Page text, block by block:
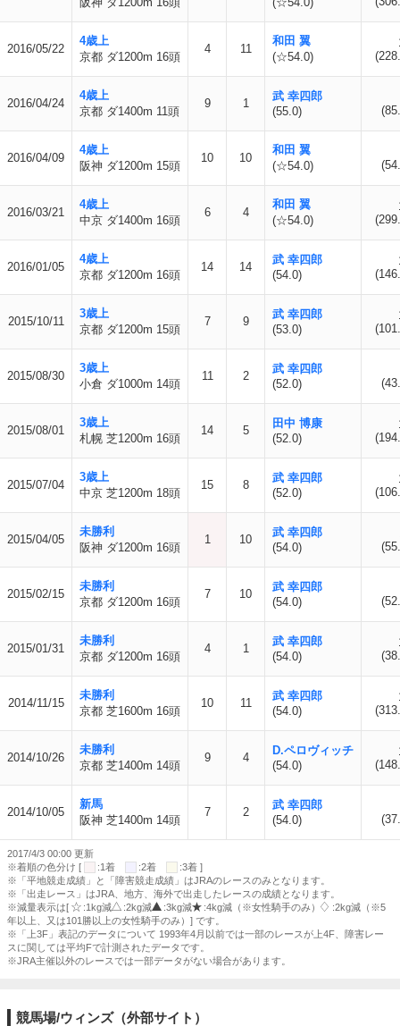
2016/05/22
4歳上
京都 ダ1200m 16頭
4 11
和田 翼
(☆54.0)
2016/04/24
4歳上
京都 ダ1400m 11頭
9 1
武 幸四郎
(55.0)
2016/04/09
4歳上
阪神 ダ1200m 15頭
10 10
和田 翼
(☆54.0)
2016/03/21
4歳上
中京 ダ1400m 16頭
6 4
和田 翼
(☆54.0)
2016/01/05
4歳上
京都 ダ1200m 16頭
14 14
武 幸四郎
(54.0)
2015/10/11
3歳上
京都 ダ1200m 15頭
7 9
武 幸四郎
(53.0)
2015/08/30
3歳上
小倉 ダ1000m 14頭
11 2
武 幸四郎
(52.0)
2015/08/01
3歳上
札幌 芝1200m 16頭
14 5
田中 博康
(52.0)
2015/07/04
3歳上
中京 芝1200m 18頭
15 8
武 幸四郎
(52.0)
2015/04/05
未勝利
阪神 ダ1200m 16頭
1 10
武 幸四郎
(54.0)
2015/02/15
未勝利
京都 ダ1200m 16頭
7 10
武 幸四郎
(54.0)
2015/01/31
未勝利
京都 ダ1200m 16頭
4 1
武 幸四郎
(54.0)
2014/11/15
未勝利
京都 芝1600m 16頭
10 11
武 幸四郎
(54.0)
2014/10/26
未勝利
京都 芝1400m 14頭
9 4
D.ペロヴィッチ
(54.0)
2014/10/05
新馬
阪神 芝1400m 14頭
7 2
武 幸四郎
(54.0)
2017/4/3 00:00 更新
※着順の色分け [
:1着 :2着
:3着 ]
※「平地競走成績」と「障害競走成績」はJRAのレースのみとなります。
※「出走レース」はJRA、地方、海外で出走したレースの成績となります。
※減量表示は[
:1kg減 :2kg減 :3kg減 :4kg減（※女性騎手のみ）
:2kg減（※5
年以上、又は101勝以上の女性騎手のみ）] です。
※「上3F」表記のデータについて 1993年4月以前では一部のレースが上4F、障害レー
スに関しては平均Fで計測されたデータです。
※JRA主催以外のレースでは一部データがない場合があります。
競馬場/ウィンズ（外部サイト）